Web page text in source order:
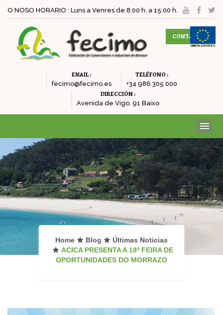
O NOSO HORARIO : Luns a Venres de 8:00 h. a 15:00 h.
CONTACTAR
EMAIL :
fecimo@fecimo.es
TELÉFONO :
+34 986 305 000
DIRECCIÓN :
Avenida de Vigo, 91 Baixo
Home Blog
Últimas Noticias
ACICA PRESENTA A 18ª FEIRA DE
OPORTUNIDADES DO MORRAZO